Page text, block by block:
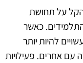
על תחושת
כאשר
להיות יותר
עם אחרים. פעילויות